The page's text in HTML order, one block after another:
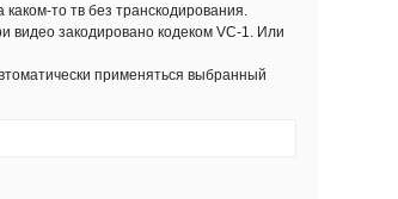
то тв без транскодирования.
видео закодировано кодеком VC-1. Или
применяться выбранный